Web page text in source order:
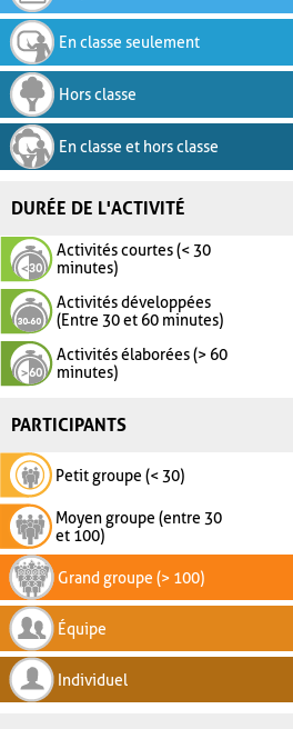
En classe seulement
Hors classe
En classe et hors classe
DURÉE DE L'ACTIVITÉ
Activités courtes (< 30
minutes)
Activités développées
(Entre 30 et 60 minutes)
Activités élaborées (> 60
minutes)
PARTICIPANTS
Petit groupe (< 30)
Moyen groupe (entre 30
et 100)
Grand groupe (> 100)
Équipe
Individuel